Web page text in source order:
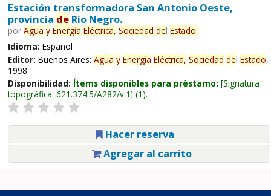
Estación transformadora San Antonio Oeste,
provincia deRío Negro.
por Agua y Energía Eléctrica, Sociedad del Estado.
Idioma: Español
Editor: Buenos Aires: Agua y Energía Eléctrica, Sociedad del Estado,
1998
Disponibilidad: Ítems disponibles para préstamo: Signatura
topográfica: 621.374.5/A282/v.1 (1).
Hacer reserva
Agregar al carrito